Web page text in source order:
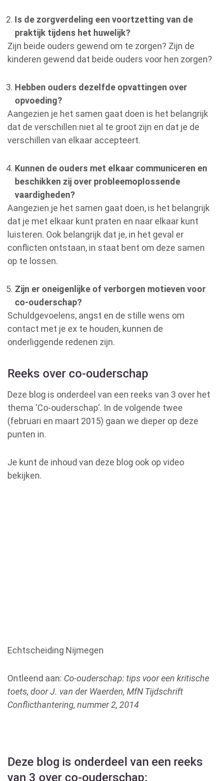
Is de zorgverdeling een voortzetting van de
praktijk tijdens het huwelijk?
Zijn beide ouders gewend om te zorgen? Zijn de
kinderen gewend dat beide ouders voor hen zorgen?
Hebben ouders dezelfde opvattingen over
opvoeding?
Aangezien je het samen gaat doen is het belangrijk
dat de verschillen niet al te groot zijn en dat je de
verschillen van elkaar accepteert.
Kunnen de ouders met elkaar communiceren en
beschikken zij over probleemoplossende
vaardigheden?
Aangezien je het samen gaat doen, is het belangrijk
dat je met elkaar kunt praten en naar elkaar kunt
luisteren. Ook belangrijk dat je, in het geval er
conflicten ontstaan, in staat bent om deze samen
op te lossen.
Zijn er oneigenlijke of verborgen motieven voor
co-ouderschap?
Schuldgevoelens, angst en de stille wens om
contact met je ex te houden, kunnen de
onderliggende redenen zijn.
Reeks over co-ouderschap
Deze blog is onderdeel van een reeks van 3 over het
thema ‘Co-ouderschap’. In de volgende twee
(februari en maart 2015) gaan we dieper op deze
punten in.
Je kunt de inhoud van deze blog ook op video
bekijken.
Echtscheiding Nijmegen
Ontleend aan: Co-ouderschap: tips voor een kritische
toets, door J. van der Waerden, MfN Tijdschrift
Conflicthantering, nummer 2, 2014
Deze blog is onderdeel van een reeks
van 3 over co-ouderschap: